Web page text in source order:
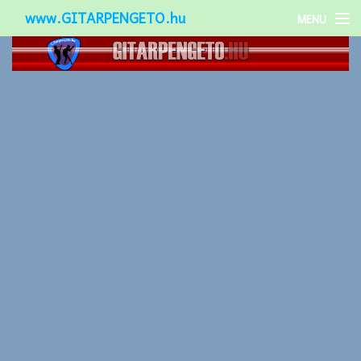
www.GITARPENGETO.hu MENU
Népszerű-